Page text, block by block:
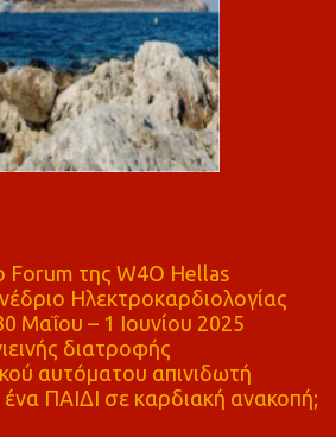
Forum της W4O Hellas
Ηλεκτροκαρδιολογίας
Μαΐου – 1 Ιουνίου 2025
διατροφής
αυτόματου απινιδωτή
ΠΑΙΔΙ σε καρδιακή ανακοπή;